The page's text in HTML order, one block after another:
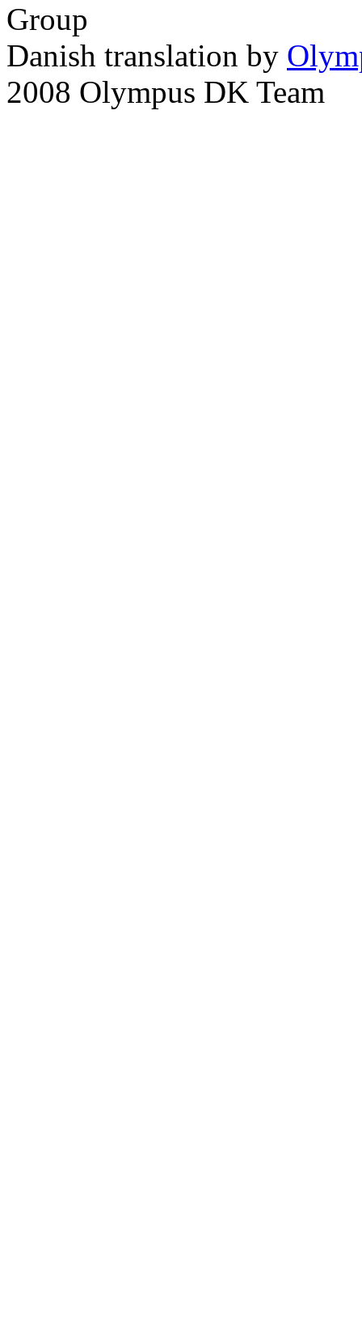
Group
Danish translation by
2008 Olympus DK Team